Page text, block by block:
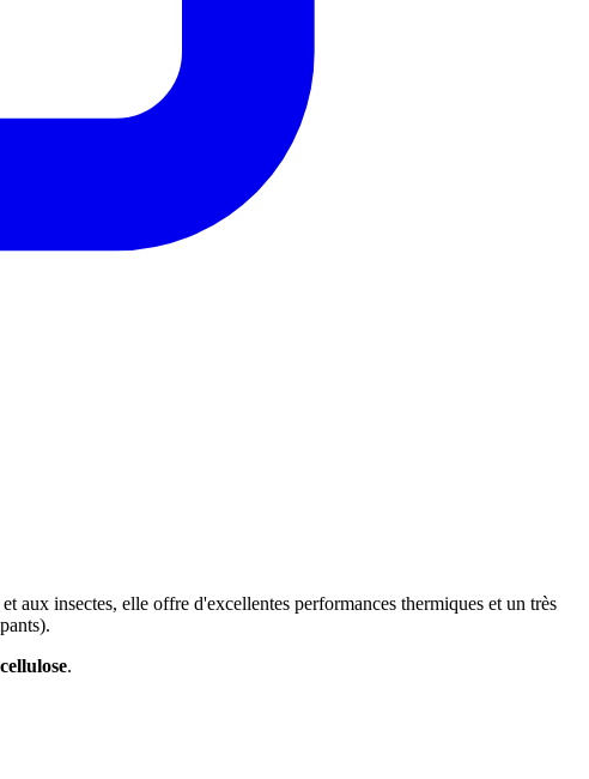
aux insectes, elle offre d'excellentes performances thermiques et un très
.